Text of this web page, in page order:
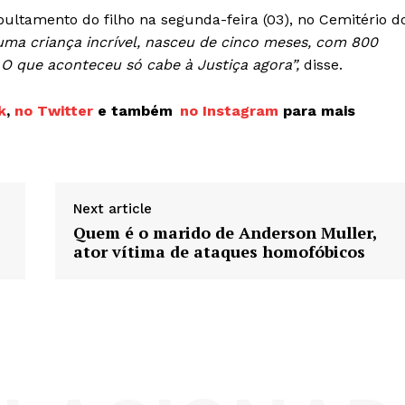
do filho na segunda-feira (03), no Cemitério
criança incrível, nasceu de cinco meses, com 800
que aconteceu só cabe à Justiça agora”, disse.
, no Twitter e também no Instagram para mais
Next article
Quem é o marido de Anderson Muller,
ator vítima de ataques homofóbicos